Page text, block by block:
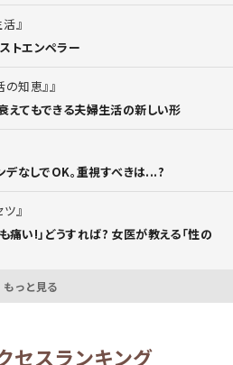
活
トエンペラー
知恵』
えてもできる夫婦生活の新しい形
デなしでOK。重視すべきは...?
ツ
痛い!」どうすれば? 女医が教える「性の
もっと見る
セスランキング